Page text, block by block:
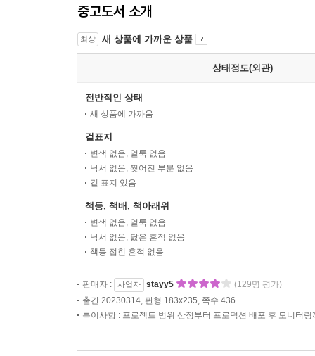
중고도서 소개
최상 새 상품에 가까운 상품
상태정도(외관)
전반적인 상태
새 상품에 가까움
겉표지
변색 없음, 얼룩 없음
낙서 없음, 찢어진 부분 없음
겉 표지 있음
책등, 책배, 책아래위
변색 없음, 얼룩 없음
낙서 없음, 닳은 흔적 없음
책등 접힌 흔적 없음
판매자 : 사업자 stayy5
(129명 평가)
출간 20230314, 판형 183x235, 쪽수 436
특이사항 : 프로젝트 범위 산정부터 프로덕션 배포 후 모니터